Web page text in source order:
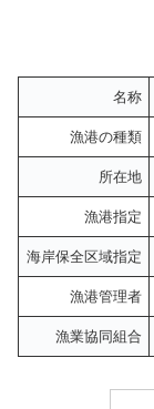
名称
漁港の種類
所在地
漁港指定
海岸保全区域指定
漁港管理者
漁業協同組合